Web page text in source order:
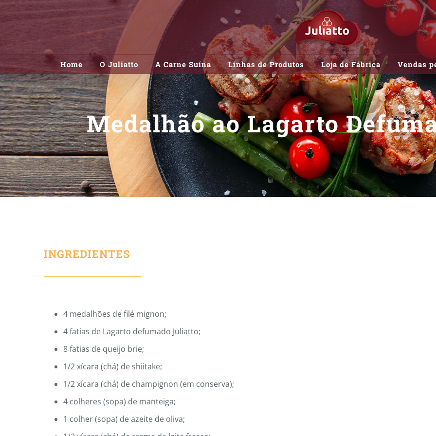
Skip
content
Home O Juliatto A Carne Suína Linhas de Produtos Loja de Fábrica Vendas
Medalhão ao Lagarto
INGREDIENTES
4 medalhões de filé mignon;
4 fatias de Lagarto defumado Juliatto;
8 fatias de queijo brie;
1/2 xícara (chá) de shiitake;
1/2 xícara (chá) de champignon (em conserva);
4 colheres (sopa) de manteiga;
1 colher (sopa) de azeite de oliva;